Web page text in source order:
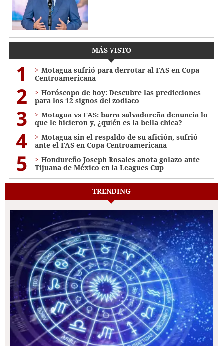
MÁS VISTO
1
Motagua sufrió para derrotar al FAS en Copa
Centroamericana
2
Horóscopo de hoy: Descubre las predicciones
para los 12 signos del zodiaco
3
Motagua vs FAS: barra salvadoreña denuncia lo
que le hicieron y, ¿quién es la bella chica?
4
Motagua sin el respaldo de su afición, sufrió
ante el FAS en Copa Centroamericana
5
Hondureño Joseph Rosales anota golazo ante
Tijuana de México en la Leagues Cup
TRENDING